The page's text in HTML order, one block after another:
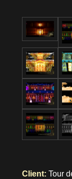
Client: Tour